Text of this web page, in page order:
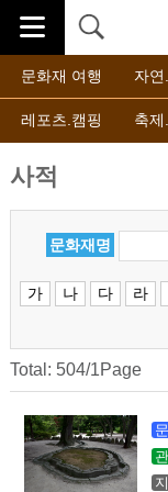
문화재 여행 자
레포츠.캠핑 축
사적
문화재명
가 나 다 라
Total: 504/1Page